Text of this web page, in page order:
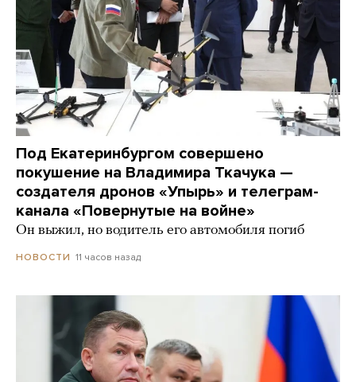
Под Екатеринбургом совершено
покушение на Владимира Ткачука —
создателя дронов «Упырь» и телеграм-
канала «Повернутые на войне»
Он выжил, но водитель его автомобиля погиб
НОВОСТИ 11 часов назад